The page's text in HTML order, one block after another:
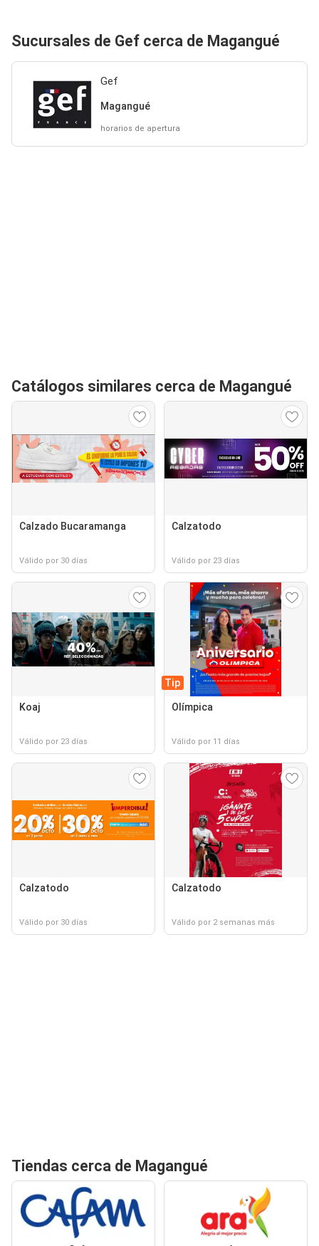
Sucursales de Gef cerca de Magangué
Gef
Magangué
horarios de apertura
Catálogos similares cerca de Magangué
Calzado Bucaramanga
Válido por 30 días
Calzatodo
Válido por 23 días
Koaj
Válido por 23 días
Tip
Olímpica
Válido por 11 días
Calzatodo
Válido por 30 días
Calzatodo
Válido por 2 semanas más
Tiendas cerca de Magangué